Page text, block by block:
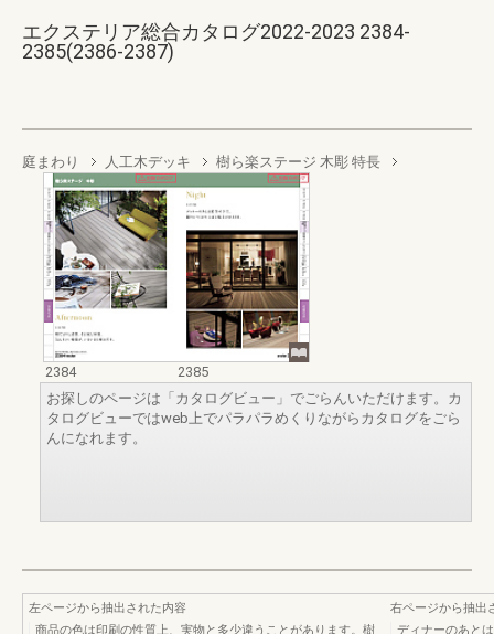
エクステリア総合カタログ2022-2023 2384-
2385(2386-2387)
庭まわり 人工木デッキ 樹ら楽ステージ 木彫 特長
2384
2385
お探しのページは「カタログビュー」でごらんいただけます。カ
タログビューではweb上でパラパラめくりながらカタログをごら
んになれます。
左ページから抽出された内容
商品の色は印刷の性質上、実物と多少違うことがあります。樹
右ページから抽出
ディナーのあと